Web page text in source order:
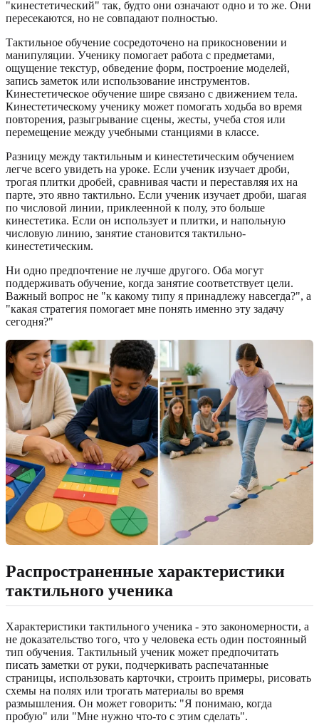
"кинестетический" так, будто они означают одно и то же. Они
пересекаются, но не совпадают полностью.
Тактильное обучение сосредоточено на прикосновении и
манипуляции. Ученику помогает работа с предметами,
ощущение текстур, обведение форм, построение моделей,
запись заметок или использование инструментов.
Кинестетическое обучение шире связано с движением тела.
Кинестетическому ученику может помогать ходьба во время
повторения, разыгрывание сцены, жесты, учеба стоя или
перемещение между учебными станциями в классе.
Разницу между тактильным и кинестетическим обучением
легче всего увидеть на уроке. Если ученик изучает дроби,
трогая плитки дробей, сравнивая части и переставляя их на
парте, это явно тактильно. Если ученик изучает дроби, шагая
по числовой линии, приклеенной к полу, это больше
кинестетика. Если он использует и плитки, и напольную
числовую линию, занятие становится тактильно-
кинестетическим.
Ни одно предпочтение не лучше другого. Оба могут
поддерживать обучение, когда занятие соответствует цели.
Важный вопрос не "к какому типу я принадлежу навсегда?", а
"какая стратегия помогает мне понять именно эту задачу
сегодня?"
Распространенные характеристики
тактильного ученика
Характеристики тактильного ученика - это закономерности, а
не доказательство того, что у человека есть один постоянный
тип обучения. Тактильный ученик может предпочитать
писать заметки от руки, подчеркивать распечатанные
страницы, использовать карточки, строить примеры, рисовать
схемы на полях или трогать материалы во время
размышления. Он может говорить: "Я понимаю, когда
пробую" или "Мне нужно что-то с этим сделать".